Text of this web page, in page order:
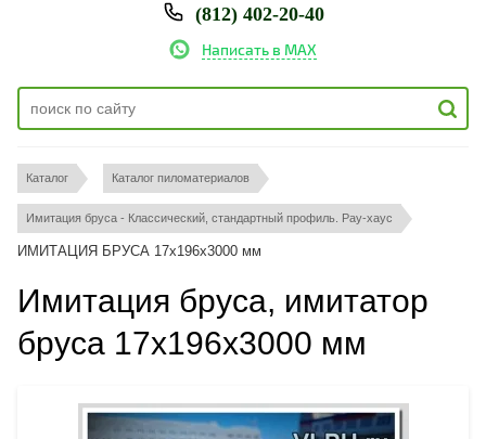
(812) 402-20-40
Написать в MAX
Каталог Каталог пиломатериалов
Имитация бруса - Классический, стандартный профиль. Рау-хаус
ИМИТАЦИЯ БРУСА 17х196х3000 мм
Имитация бруса, имитатор
бруса 17х196х3000 мм